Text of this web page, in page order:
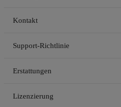
Kontakt
Support-Richtlinie
Erstattungen
Lizenzierung